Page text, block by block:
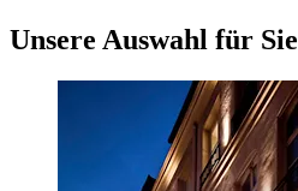
Unsere Auswahl für Sie